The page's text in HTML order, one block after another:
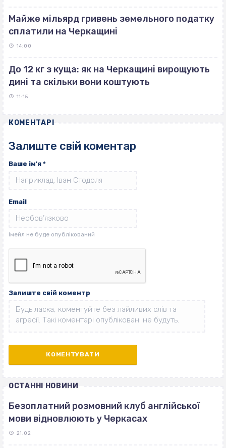
Майже мільярд гривень земельного податку
сплатили на Черкащині
14:00
До 12 кг з куща: як на Черкащині вирощують
дині та скільки вони коштують
11:15
КОМЕНТАРІ
Залиште свій коментар
Ваше ім'я *
Email
Залиште свій коментр
ОСТАННІ НОВИНИ
Безоплатний розмовний клуб англійської
мови відновлюють у Черкасах
21:02